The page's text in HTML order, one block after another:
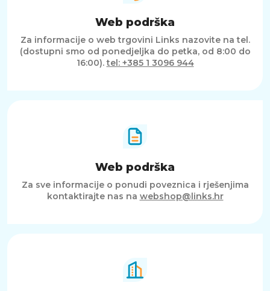
Web podrška
Za informacije o web trgovini Links nazovite na tel.
(dostupni smo od ponedjeljka do petka, od 8:00 do
16:00).tel: +385 1 3096 944
Web podrška
Za sve informacije o ponudi poveznica i rješenjima
kontaktirajte nas na webshop@links.hr